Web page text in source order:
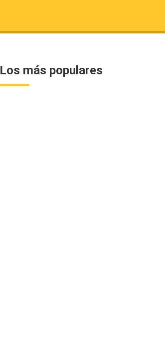
Los más populares